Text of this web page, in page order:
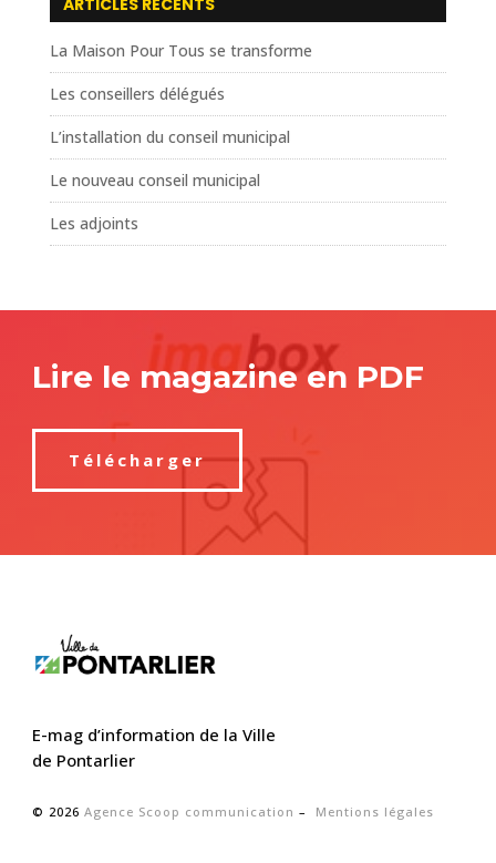
ARTICLES RÉCENTS
La Maison Pour Tous se transforme
Les conseillers délégués
L’installation du conseil municipal
Le nouveau conseil municipal
Les adjoints
Lire le magazine en PDF
Télécharger
E-mag d’information de la Ville
de Pontarlier
© 2026 Agence Scoop communication – Mentions légales